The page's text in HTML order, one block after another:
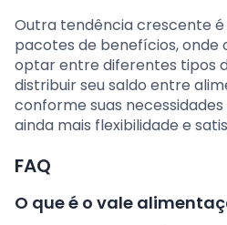
Outra tendência crescente é
pacotes de benefícios, onde
optar entre diferentes tipos
distribuir seu saldo entre
conforme suas
ainda mais flexibilidade e
FAQ
O que é o vale